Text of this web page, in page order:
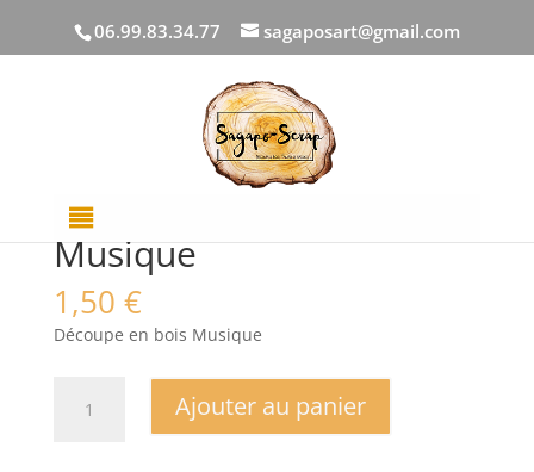
06.99.83.34.77 sagaposart@gmail.com
DECOUPES BOIS/Mots/ Musique
Musique
1,50 €
Découpe en bois Musique
Ajouter au panier